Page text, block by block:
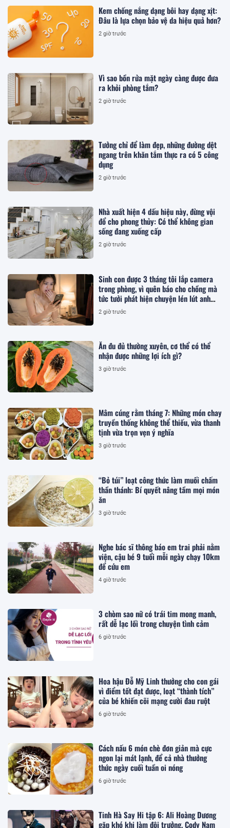
Kem chống nắng dạng bôi hay dạng xịt:
Đâu là lựa chọn bảo vệ da hiệu quả hơn?
2 giờ trước
Vì sao bồn rửa mặt ngày càng được đưa
ra khỏi phòng tắm?
2 giờ trước
Tưởng chỉ để làm đẹp, những đường dệt
ngang trên khăn tắm thực ra có 5 công
dụng
2 giờ trước
Nhà xuất hiện 4 dấu hiệu này, đừng vội
đổ cho phong thủy: Có thể không gian
sống đang xuống cấp
2 giờ trước
Sinh con được 3 tháng tôi lắp camera
trong phòng, vì quên báo cho chồng mà
tức tưởi phát hiện chuyện lén lút anh
làm
2 giờ trước
Ăn đu đủ thường xuyên, cơ thể có thể
nhận được những lợi ích gì?
3 giờ trước
Mâm cúng rằm tháng 7: Những món chay
truyền thống không thể thiếu, vừa thanh
tịnh vừa trọn vẹn ý nghĩa
3 giờ trước
“Bỏ túi” loạt công thức làm muối chấm
thần thánh: Bí quyết nâng tầm mọi món
ăn
3 giờ trước
Nghe bác sĩ thông báo em trai phải nằm
viện, cậu bé 9 tuổi mỗi ngày chạy 10km
để cứu em
4 giờ trước
3 chòm sao nữ có trái tim mong manh,
rất dễ lạc lối trong chuyện tình cảm
6 giờ trước
Hoa hậu Đỗ Mỹ Linh thưởng cho con gái
vì điểm tốt đạt được, loạt “thành tích”
của bé khiến cõi mạng cười đau ruột
6 giờ trước
Cách nấu 6 món chè đơn giản mà cực
ngon lại mát lạnh, để cả nhà thưởng
thức ngày cuối tuần oi nóng
6 giờ trước
Tinh Hà Say Hi tập 6: Ali Hoàng Dương
gặp khó khi làm đội trưởng, Cody Nam